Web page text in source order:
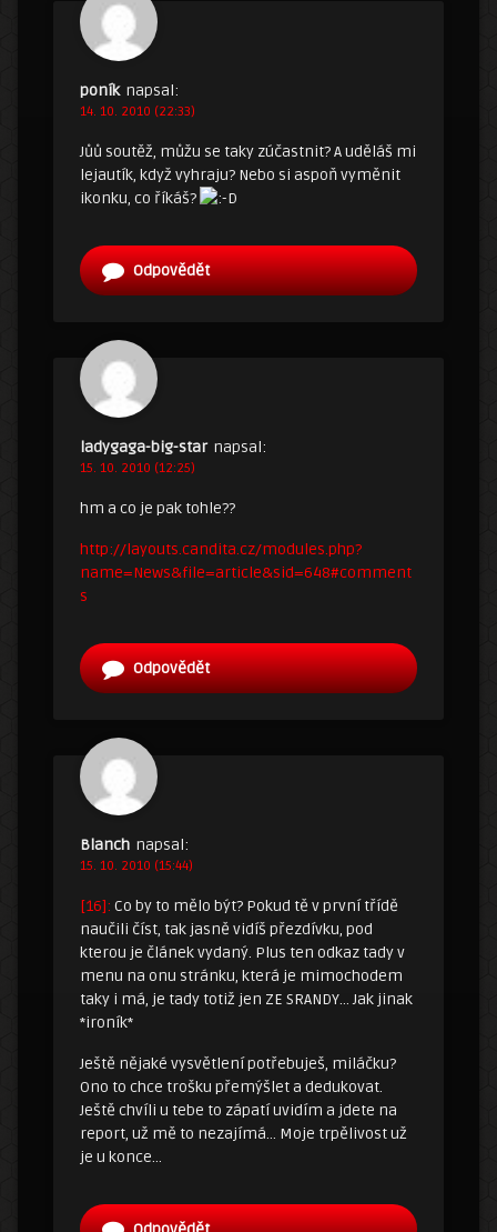
poník napsal:
14. 10. 2010 (22:33)
Jůů soutěž, můžu se taky zúčastnit? A uděláš mi
lejautík, když vyhraju? Nebo si aspoň vyměnit
ikonku, co říkáš?
Odpovědět
ladygaga-big-star napsal:
15. 10. 2010 (12:25)
hm a co je pak tohle??
http://layouts.candita.cz/modules.php?
name=News&file=article&sid=648#comment
s
Odpovědět
Blanch napsal:
15. 10. 2010 (15:44)
[16]: Co by to mělo být? Pokud tě v první třídě
naučili číst, tak jasně vidíš přezdívku, pod
kterou je článek vydaný. Plus ten odkaz tady v
menu na onu stránku, která je mimochodem
taky i má, je tady totiž jen ZE SRANDY… Jak jinak
*ironík*
Ještě nějaké vysvětlení potřebuješ, miláčku?
Ono to chce trošku přemýšlet a dedukovat.
Ještě chvíli u tebe to zápatí uvidím a jdete na
report, už mě to nezajímá… Moje trpělivost už
je u konce…